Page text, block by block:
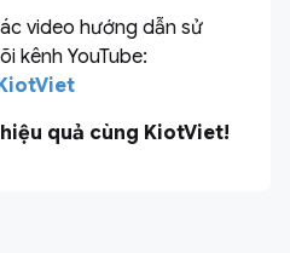
video hướng dẫn sử
kênh YouTube:
quả cùng KiotViet!